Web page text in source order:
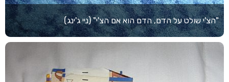
"הצ'י שולט על הדם, הדם הוא אם הצ'י" (ניי ג'ינג)